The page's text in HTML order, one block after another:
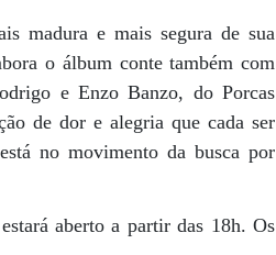
madura e mais segura de sua
o álbum conte também com
e Enzo Banzo, do Porcas
de dor e alegria que cada ser
no movimento da busca por
aberto a partir das 18h. Os